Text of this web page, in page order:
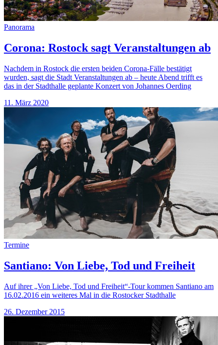
Panorama
Corona: Rostock sagt Veranstaltungen ab
Nachdem in Rostock die ersten beiden Corona-Fälle bestätigt
wurden, sagt die Stadt Veranstaltungen ab – heute Abend trifft es
das in der Stadthalle geplante Konzert von Johannes Oerding
11. März 2020
Termine
Santiano: Von Liebe, Tod und Freiheit
Auf ihrer „Von Liebe, Tod und Freiheit“-Tour kommen Santiano am
16.02.2016 ein weiteres Mal in die Rostocker Stadthalle
26. Dezember 2015